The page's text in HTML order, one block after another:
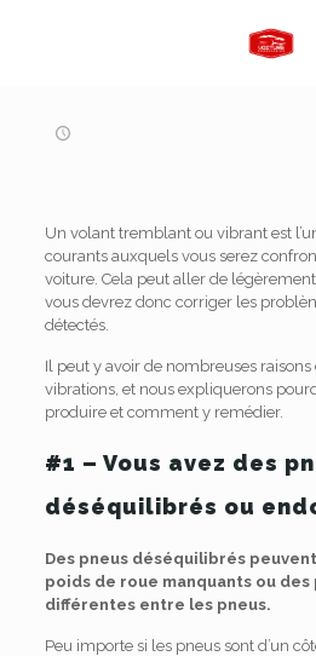
Un volant tremblant ou vibrant est
courants auxquels vous serez
voiture. Cela peut aller de
vous devrez donc corriger les
détectés.
Il peut y avoir de nombreuses raisons
vibrations, et nous expliquerons
produire et comment y remédier.
#1 – Vous avez des
déséquilibrés ou
Des pneus déséquilibrés
poids de roue manquants ou des
différentes entre les pneus.
Peu importe si les pneus sont d’un